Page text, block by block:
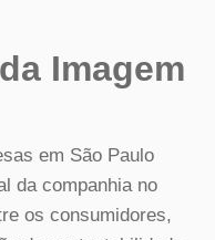
Imagem
em São Paulo
da companhia no
os consumidores,